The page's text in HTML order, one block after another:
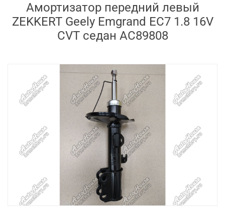
Амортизатор передний левый
ZEKKERT Geely Emgrand EC7 1.8 16V
CVT седан AC89808